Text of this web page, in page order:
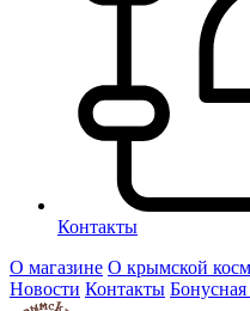
Контакты
О магазине О крымской
Новости Контакты Бонусная